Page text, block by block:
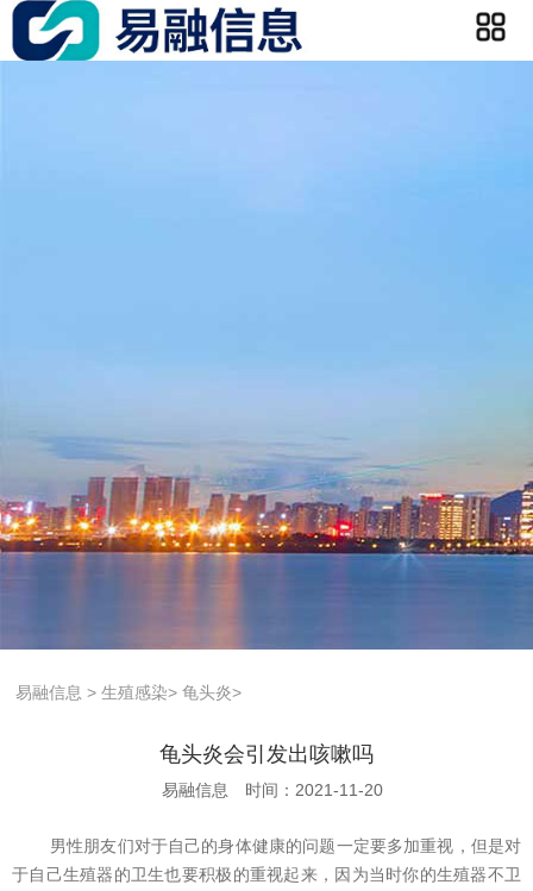
易融信息 >生殖感染>龟头炎>
龟头炎会引发出咳嗽吗
易融信息 时间：2021-11-20
男性朋友们对于自己的身体健康的问题一定要多加重视，但是对
于自己生殖器的卫生也要积极的重视起来，因为当时你的生殖器不卫